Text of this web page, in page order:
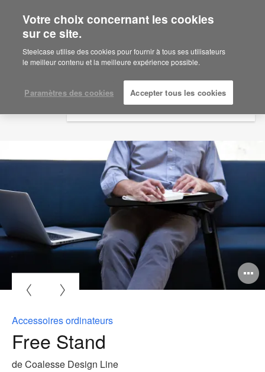
Are you in United States?
Would you like to see Products we sell in
your region?
English
Español
Accessoires ordinateurs
Free Stand
de Coalesse Design Line
Votre choix concernant les cookies
sur ce site.
Steelcase utilise des cookies pour fournir à tous ses utilisateurs
le meilleur contenu et la meilleure expérience possible.
Paramètres des cookies Accepter tous les cookies